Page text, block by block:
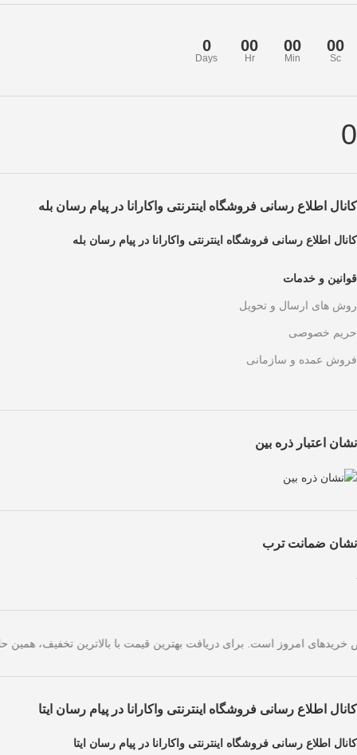
0
Days
00
Hr
00
Min
00
Sc
0
کانال اطلاع رسانی فروشگاه اینترنتی واکارانا در پیام رسان بله
کانال اطلاع رسانی فروشگاه اینترنتی واکارانا در پیام رسان بله
قوانین و خدمات
روش های ارسال و تحویل
حریم خصوصی
فروش عمده و سازمانی
نشان اعتبار ذره بین
نشان ضمانت ترب
صرفاً مختص خریدهای امروز است. برای دریافت بهترین قیمت با
کانال اطلاع رسانی فروشگاه اینترنتی واکارانا در پیام رسان ایتا
کانال اطلاع رسانی فروشگاه اینترنتی واکارانا در پیام رسان ایتا